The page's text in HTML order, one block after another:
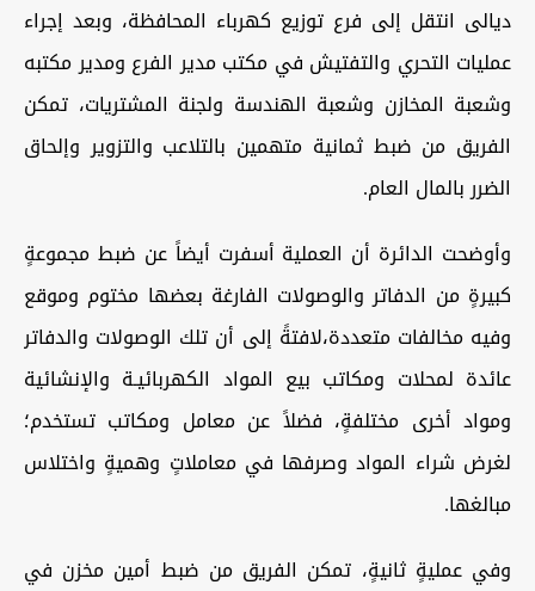
ديالى انتقل إلى فرع توزيع كهرباء المحافظة، وبعد إجراء
عمليات التحري والتفتيش في مكتب مدير الفرع ومدير مكتبه
وشعبة المخازن وشعبة الهندسة ولجنة المشتريات، تمكن
الفريق من ضبط ثمانية متهمين بالتلاعب والتزوير وإلحاق
الضرر بالمال العام.
وأوضحت الدائرة أن العملية أسفرت أيضاً عن ضبط مجموعةٍ
كبيرةٍ من الدفاتر والوصولات الفارغة بعضها مختوم وموقع
وفيه مخالفات متعددة،لافتةً إلى أن تلك الوصولات والدفاتر
عائدة لمحلات ومكاتب بيع المواد الكهربائيـة والإنشائية
ومواد أخرى مختلفةٍ، فضلاً عن معامل ومكاتب تستخدم؛
لغرض شراء المواد وصرفها في معاملاتٍ وهميةٍ واختلاس
مبالغها.
وفي عمليةٍ ثانيةٍ، تمكن الفريق من ضبط أمين مخزن في